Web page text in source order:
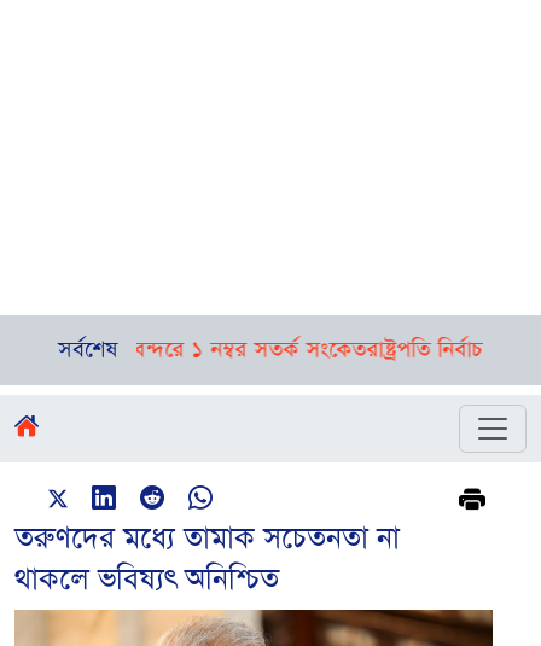
সর্বশেষ
নদীবন্দরে ১ নম্বর সতর্ক সংকেতরাষ্ট্রপতি নির্বাচনের তফসিল
তরুণদের মধ্যে তামাক সচেতনতা না
থাকলে ভবিষ্যৎ অনিশ্চিত